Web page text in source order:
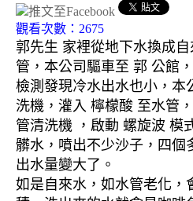
觀看次數：2675
郭先生 家裡從地下水換成
管，本公司驅車至 郭 公館
檢測發現冷水出水也小，本
洗機，灌入 檸檬酸 至水管
管清洗機 ，啟動 螺旋波 模
髒水，噴出不少沙子，四個
出水量變大了。
如是自來水，如水管老化，